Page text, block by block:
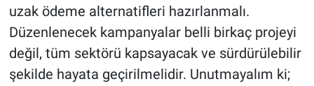
uzak ödeme alternatifleri hazırlanmalı.
Düzenlenecek kampanyalar belli birkaç projeyi
değil, tüm sektörü kapsayacak ve sürdürülebilir
şekilde hayata geçirilmelidir. Unutmayalım ki;